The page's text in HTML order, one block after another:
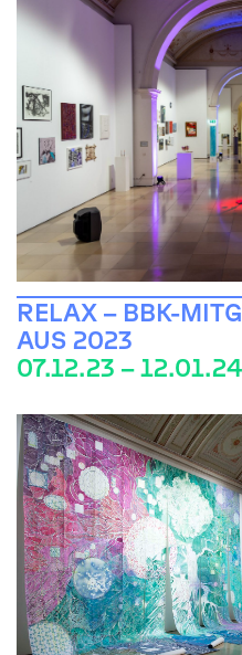
RELAX – BBK-
AUS 2023
07.12.23 – 12.01.24